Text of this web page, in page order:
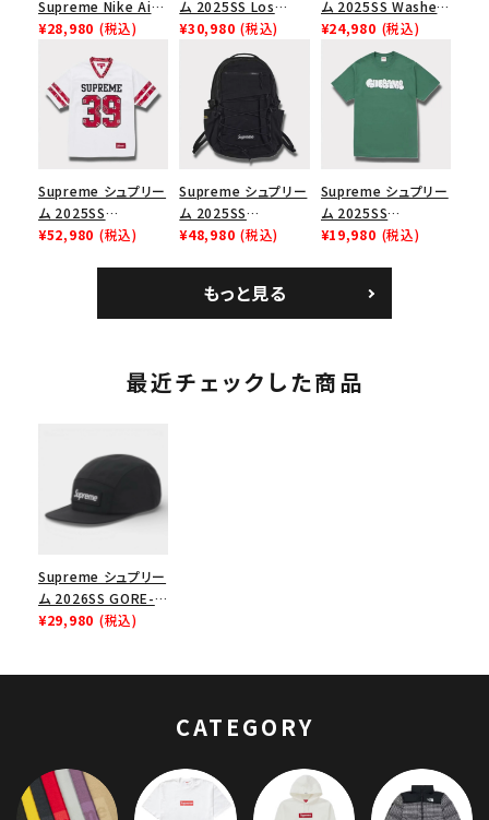
Supreme Nike Air
Force 1 Low シュプ
ース１スニーカー シ
ューズ ホワイト
¥28,980 (税込)
ム 2025SS Los
Angeles Fire Relief
Box Logo Tee ファ
イヤーリリーフボック
スロゴTシャツ ホワ
イト 白
¥30,980 (税込)
ム 2025SS Washed
Chino Twill Camp
Cap ウォッシュチノツ
イルキャンプキャップ
ブラック 黒
¥24,980 (税込)
Supreme シュプリー
ム 2025SS
Bandana Football
¥52,980 (税込)
Supreme シュプリー
ム 2025SS
Backpack バックパッ
¥48,980 (税込)
Supreme シュプリー
ム 2025SS
Homerun Tee ホー
¥19,980 (税込)
もっと見る
最近チェックした商品
Supreme シュプリー
ム 2026SS GORE-
TEX Camp Cap ゴ
¥29,980 (税込)
CATEGORY